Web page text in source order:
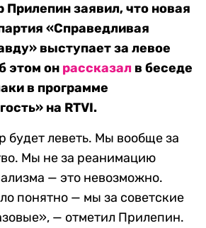
Прилепин заявил, что новая
«Справедливая
выступает за левое
этом он рассказал в беседе
в программе
на RTVI.
будет леветь. Мы вообще за
Мы не за реанимацию
— это невозможно.
понятно — мы за советские
— отметил Прилепин.